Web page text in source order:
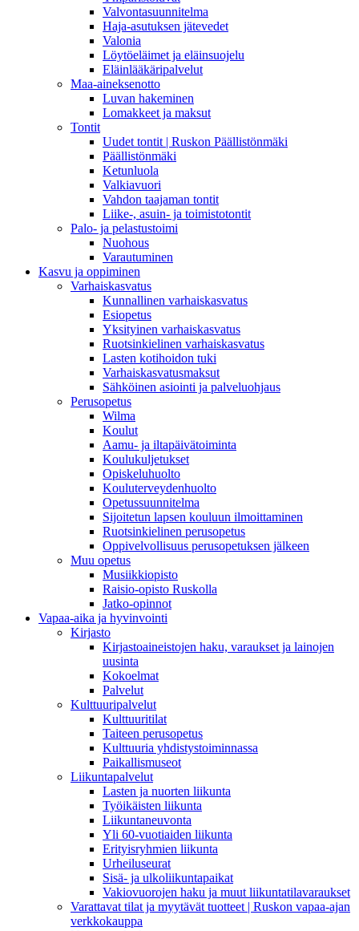
Valvontasuunnitelma
Haja-asutuksen jätevedet
Valonia
Löytöeläimet ja eläinsuojelu
Eläinlääkäripalvelut
Maa-aineksenotto
Luvan hakeminen
Lomakkeet ja maksut
Tontit
Uudet tontit | Ruskon Päällistönmäki
Päällistönmäki
Ketunluola
Valkiavuori
Vahdon taajaman tontit
Liike-, asuin- ja toimistotontit
Palo- ja pelastustoimi
Nuohous
Varautuminen
Kasvu ja oppiminen
Varhaiskasvatus
Kunnallinen varhaiskasvatus
Esiopetus
Yksityinen varhaiskasvatus
Ruotsinkielinen varhaiskasvatus
Lasten kotihoidon tuki
Varhaiskasvatusmaksut
Sähköinen asiointi ja palveluohjaus
Perusopetus
Wilma
Koulut
Aamu- ja iltapäivätoiminta
Koulukuljetukset
Opiskeluhuolto
Kouluterveydenhuolto
Opetussuunnitelma
Sijoitetun lapsen kouluun ilmoittaminen
Ruotsinkielinen perusopetus
Oppivelvollisuus perusopetuksen jälkeen
Muu opetus
Musiikkiopisto
Raisio-opisto Ruskolla
Jatko-opinnot
Vapaa-aika ja hyvinvointi
Kirjasto
Kirjastoaineistojen haku, varaukset ja lainojen
uusinta
Kokoelmat
Palvelut
Kulttuuripalvelut
Kulttuuritilat
Taiteen perusopetus
Kulttuuria yhdistystoiminnassa
Paikallismuseot
Liikuntapalvelut
Lasten ja nuorten liikunta
Työikäisten liikunta
Liikuntaneuvonta
Yli 60-vuotiaiden liikunta
Erityisryhmien liikunta
Urheiluseurat
Sisä- ja ulkoliikuntapaikat
Vakiovuorojen haku ja muut liikuntatilavaraukset
Varattavat tilat ja myytävät tuotteet | Ruskon vapaa-ajan
verkkokauppa